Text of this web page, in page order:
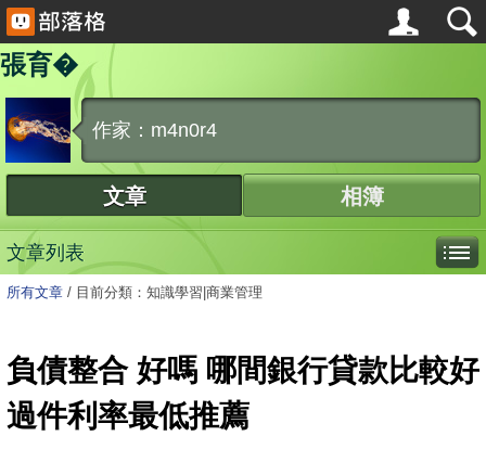
張育�
作家：m4n0r4
文章 相簿
文章列表
所有文章 / 目前分類：知識學習|商業管理
負債整合 好嗎 哪間銀行貸款比較好
過件利率最低推薦